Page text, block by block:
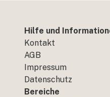
Hilfe und
Kontakt
AGB
Impressum
Datenschutz
Bereiche